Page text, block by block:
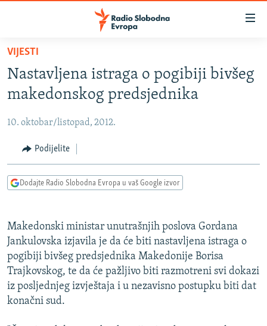
Pređite
glavni
sadržaj
na
navigaciju
Pređite
na
BOSNA I HERCEGOVINA
KOSOVO
CRNA GORA
VIDEO
INFOGRAFIKE
PODCASTI
KINA NA BALKANU
RSE PRIČE IZ SVIJETA
ISPRIČAJ MI
DNEVNO@RSE
VIJESTI
Nastavljena istraga o pogibiji bivšeg
makedonskog predsjednika
10. oktobar/listopad, 2012.
Podijelite
Dodajte Radio Slobodna Evropa u vaš Google izvor
Makedonski ministar unutrašnjih poslova Gordana
Jankulovska izjavila je da će biti nastavljena istraga o
pogibiji bivšeg predsjednika Makedonije Borisa
Trajkovskog, te da će pažljivo biti razmotreni svi dokazi
iz posljednjeg izvještaja i u nezavisno postupku biti dat
konačni sud.